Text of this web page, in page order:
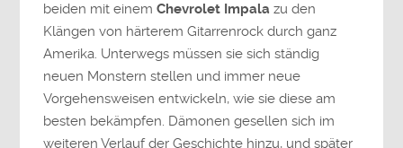
beiden mit einemChevrolet Impala zu den
Klängen von härterem Gitarrenrock durch ganz
Amerika. Unterwegs müssen sie sich ständig
neuen Monstern stellen und immer neue
Vorgehensweisen entwickeln, wie sie diese am
besten bekämpfen. Dämonen gesellen sich im
weiteren Verlauf der Geschichte hinzu, und später